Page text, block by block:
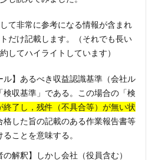
て非常に参考になる情報が含まれ
だけ記載します。（それでも長い
してハイライトしています）
ル】あるべき収益認識基準（会社ル
検収基準」である。この場合の「検
終了し，残件（不具合等）が無い状
格した旨の記載のある作業報告書等
ことを意味する。
の解釈】しかし会社（役員含む）